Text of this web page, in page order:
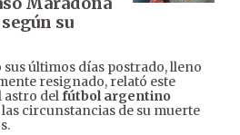
su
sus últimos días postrado, lleno
resignado, relató este
astro delfútbol argentino
circunstancias de su muerte